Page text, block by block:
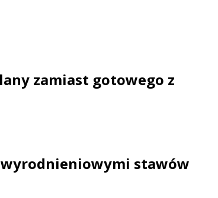
zamiast gotowego z
stawów